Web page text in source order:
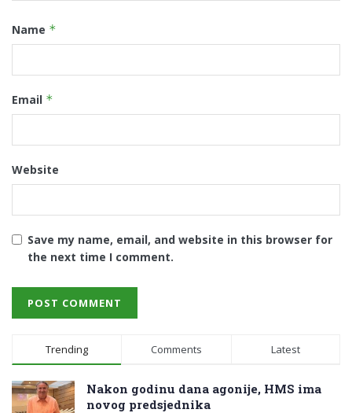
Name *
Email *
Website
Save my name, email, and website in this browser for
the next time I comment.
Trending Comments Latest
Nakon godinu dana agonije, HMS ima
novog predsjednika